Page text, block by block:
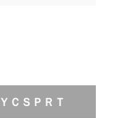
ＹＣＳＰＲＴ